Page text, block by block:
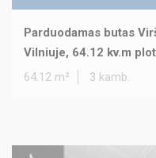
Parduodamas butas
Vilniuje, 64.12 kv.m
64.12 m²
3 kamb.